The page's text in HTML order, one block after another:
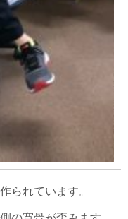
られています。